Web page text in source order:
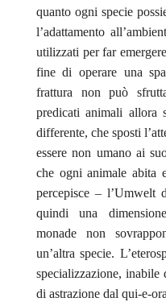
quanto ogni specie
l’adattamento
utilizzati per far
fine di operare una
frattura non può
predicati animali allora
differente, che sposti
essere non umano ai
che ogni animale abita
percepisce – l’Umwelt
quindi una
monade non
un’altra specie.
specializzazione, inabile
di astrazione dal qui-e-